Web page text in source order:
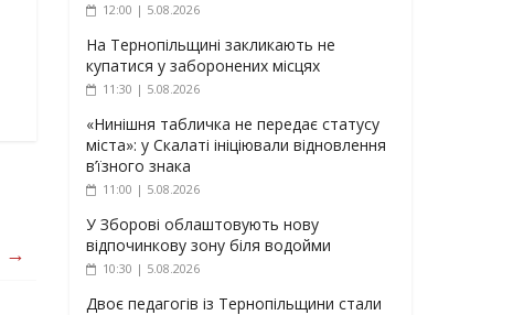
→
12:00 | 5.08.2026
На Тернопільщині закликають не
купатися у заборонених місцях
11:30 | 5.08.2026
«Нинішня табличка не передає статусу
міста»: у Скалаті ініціювали відновлення
в’їзного знака
11:00 | 5.08.2026
У Зборові облаштовують нову
відпочинкову зону біля водойми
10:30 | 5.08.2026
Двоє педагогів із Тернопільщини стали